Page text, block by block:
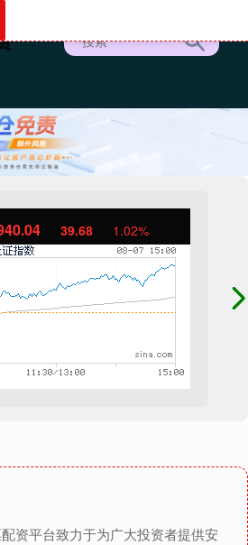
39.68 1.02%
资平台致力于为广大投资者提供安